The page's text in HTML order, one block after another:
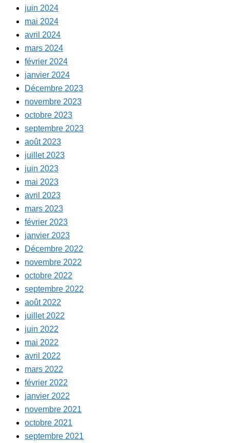
juin 2024
mai 2024
avril 2024
mars 2024
février 2024
janvier 2024
Décembre 2023
novembre 2023
octobre 2023
septembre 2023
août 2023
juillet 2023
juin 2023
mai 2023
avril 2023
mars 2023
février 2023
janvier 2023
Décembre 2022
novembre 2022
octobre 2022
septembre 2022
août 2022
juillet 2022
juin 2022
mai 2022
avril 2022
mars 2022
février 2022
janvier 2022
novembre 2021
octobre 2021
septembre 2021